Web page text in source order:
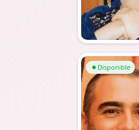
Aller au profil
Disponible